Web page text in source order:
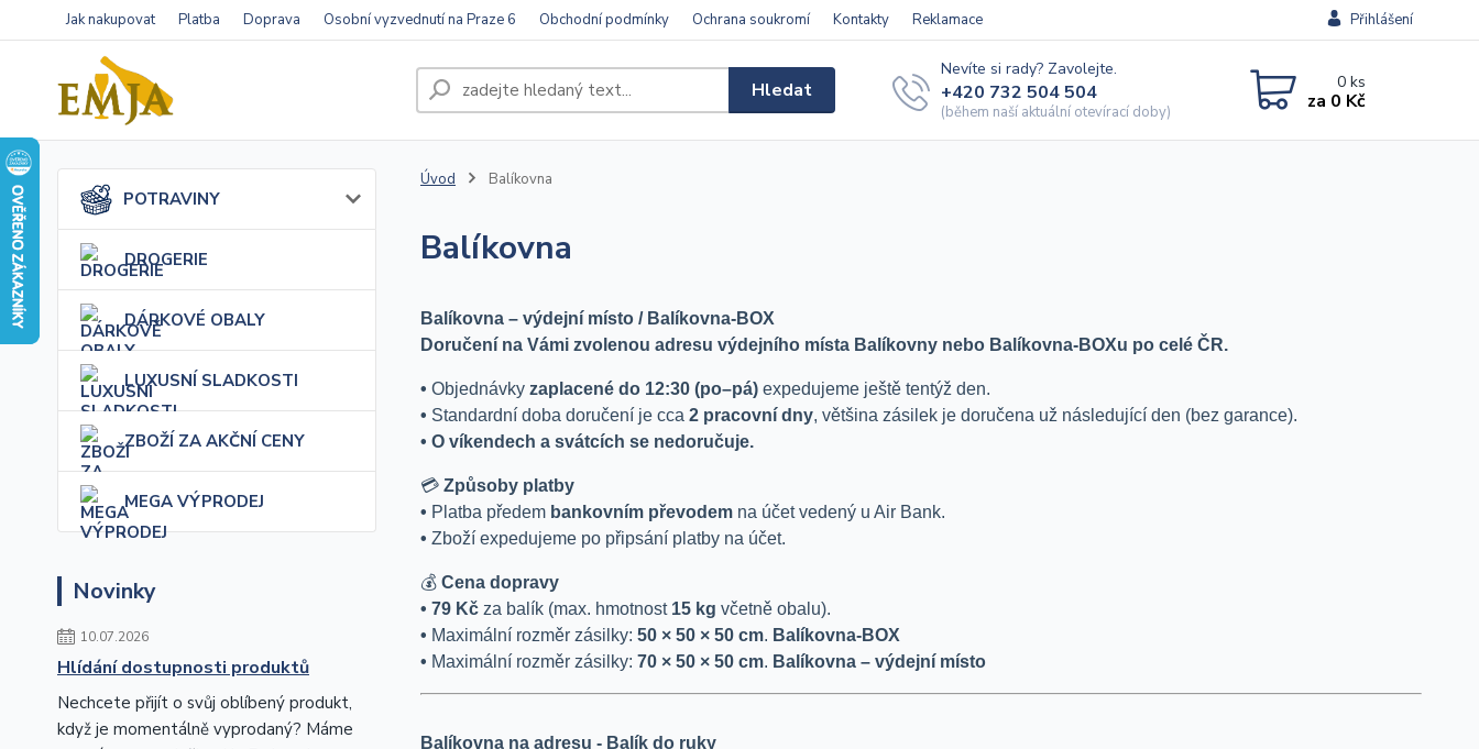
Jak nakupovat Platba Doprava Osobní vyzvednutí na Praze 6 Obchodní podmínky Ochrana soukromí Kontakty Reklamace Přihlášení
Hledat
Nevíte si rady? Zavolejte.
+420 732 504 504
(během naší aktuální otevírací doby)
0ks
za 0 Kč
POTRAVINY
DROGERIE
DÁRKOVÉ OBALY
LUXUSNÍ SLADKOSTI
ZBOŽÍ ZA AKČNÍ CENY
MEGA VÝPRODEJ
Novinky
10.07.2026
Hlídání dostupnosti produktů
Nechcete přijít o svůj oblíbený produkt,
když je momentálně vyprodaný? Máme
Úvod Balíkovna
Balíkovna
Balíkovna – výdejní místo / Balíkovna-BOX
Doručení na Vámi zvolenou adresu výdejního místa Balíkovny nebo Balíkovna-BOXu po celé ČR.
• Objednávky zaplacené do 12:30 (po–pá)expedujeme ještě tentýž den.
• Standardní doba doručení je cca 2 pracovní dny, většina zásilek je doručena už následující den (bez garance).
• O víkendech a svátcích se nedoručuje.
💳 Způsoby platby
• Platba předem bankovním převodemna účet vedený u Air Bank.
• Zboží expedujeme po připsání platby na účet.
💰 Cena dopravy
• 79 Kčza balík (max. hmotnost 15 kg včetně obalu).
• Maximální rozměr zásilky: 50 × 50 × 50 cm. Balíkovna-BOX
• Maximální rozměr zásilky: 70 × 50 × 50 cm. Balíkovna – výdejní místo
Balíkovna na adresu - Balík do ruky